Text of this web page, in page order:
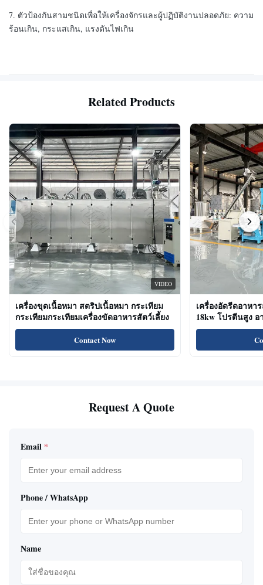
7. ตัวป้องกันสามชนิดเพื่อให้เครื่องจักรและผู้ปฏิบัติงานปลอดภัย: ความ
ร้อนเกิน, กระแสเกิน, แรงดันไฟเกิน
Related Products
VIDEO
เครื่องขุดเนื้อหมา สตริปเนื้อหมา กระเทียม
กระเทียมกระเทียมเครื่องขัดอาหารสัตว์เลี้ยง
Contact Now
เครื่องอัดรีดอาหา
18kw โปรตีนสูง
ขนมแมว
Request A Quote
Email *
Phone / WhatsApp
Name